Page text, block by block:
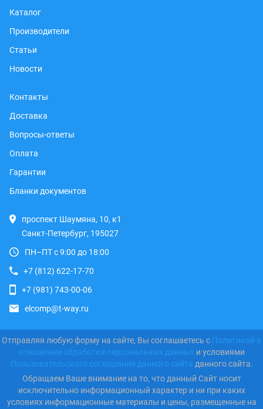
Каталог
Производители
Статьи
Новости
Контакты
Доставка
Вопросы-ответы
Оплата
Гарантии
Бланки документов
проспект Шаумяна, 10, к1
Санкт-Петербург, 195027
ПН–ПТ с 9:00 до 18:00
+7 (812) 622-17-70
+7 (981) 743-00-06
elcomp@t-way.ru
Отправляя любую форму на сайте, Вы соглашаетесь с Политикой в
отношении обработки персональных данных и условиями
Пользовательского соглашения данного сайта данного сайта.
Обращаем Ваше внимание на то, что данный Сайт носит
исключительно информационный характер и ни при каких
условиях информационные материалы и цены, размещенные на